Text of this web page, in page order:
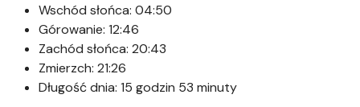
Wschód słońca: 04:50
Górowanie: 12:46
Zachód słońca: 20:43
Zmierzch: 21:26
Długość dnia: 15 godzin 53 minuty